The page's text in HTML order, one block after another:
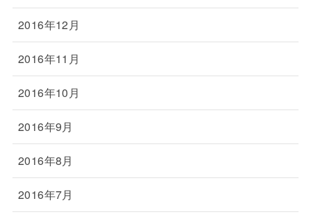
2016年12月
2016年11月
2016年10月
2016年9月
2016年8月
2016年7月